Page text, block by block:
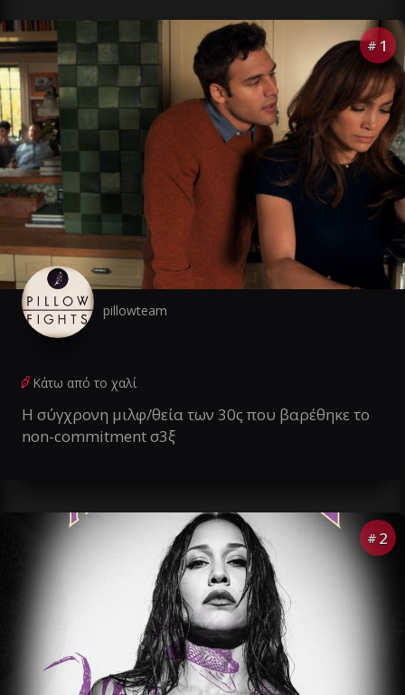
# 1
pillowteam
Κάτω από το χαλί
Η σύγχρονη μιλφ/θεία των 30ς που βαρέθηκε το
non-commitment σ3ξ
# 2